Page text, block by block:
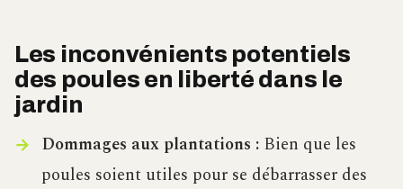
Les inconvénients potentiels
des poules en liberté dans le
jardin
Dommages aux plantations :Bien que les
poules soient utiles pour se débarrasser des